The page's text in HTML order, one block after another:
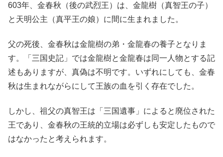
603年、金春秋（後の武烈王）は、金龍樹（真智王の子）
と天明公主（真平王の娘）に間に生まれました。
父の死後、金春秋は金龍樹の弟・金龍春の養子となりま
す。「三国史記」では金龍樹と金龍春は同一人物とする記
述もありますが、真偽は不明です。いずれにしても、金春
秋は生まれながらにして王族の血を引く存在でした。
しかし、祖父の真智王は「三国遺事」によると廃位された
王であり、金春秋の王統的立場は必ずしも安定したもので
はなかったと考えられます。